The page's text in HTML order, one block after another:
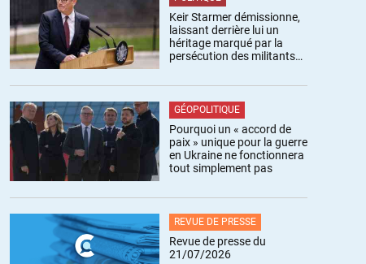
Keir Starmer démissionne,
laissant derrière lui un
héritage marqué par la
persécution des militants
GÉOPOLITIQUE
Pourquoi un « accord de
paix » unique pour la guerre
en Ukraine ne fonctionnera
tout simplement pas
REVUE DE PRESSE
Revue de presse du
21/07/2026